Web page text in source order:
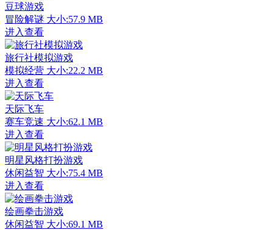
豆球游戏
冒险解谜 大小:57.9 MB
进入查看
旅行社模拟游戏
模拟经营 大小:22.2 MB
进入查看
天际飞车
赛车竞速 大小:62.1 MB
进入查看
明星风格打扮游戏
休闲益智 大小:75.4 MB
进入查看
绘画拳击游戏
休闲益智 大小:69.1 MB